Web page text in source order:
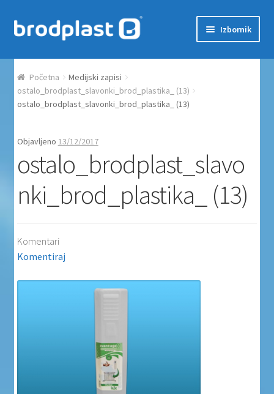
Preskoči na navigaciju
Skoči do sadržaja Izbornik
Početna
Auction Dashboard
Košarica
Moj račun
Proizvodi
Uvjeti poslovanja
Zaštita privatnosti
Zaštita privatnosti i uvjeti poslovanja
Početna
Medijski zapisi
ostalo_brodplast_slavonki_brod_plastika_ (13)
ostalo_brodplast_slavonki_brod_plastika_ (13)
Objavljeno 13/12/2017
ostalo_brodplast_slavo
nki_brod_plastika_ (13)
Komentari
Komentiraj